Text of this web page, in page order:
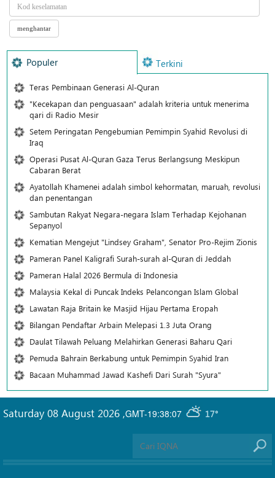
Populer Terkini
Teras Pembinaan Generasi Al-Quran
"Kecekapan dan penguasaan" adalah kriteria untuk menerima
qari di Radio Mesir
Setem Peringatan Pengebumian Pemimpin Syahid Revolusi di
Iraq
Operasi Pusat Al-Quran Gaza Terus Berlangsung Meskipun
Cabaran Berat
Ayatollah Khamenei adalah simbol kehormatan, maruah, revolusi
dan penentangan
Sambutan Rakyat Negara-negara Islam Terhadap Kejohanan
Sepanyol
Kematian Mengejut "Lindsey Graham", Senator Pro-Rejim Zionis
Pameran Panel Kaligrafi Surah-surah al-Quran di Jeddah
Pameran Halal 2026 Bermula di Indonesia
Malaysia Kekal di Puncak Indeks Pelancongan Islam Global
Lawatan Raja Britain ke Masjid Hijau Pertama Eropah
Bilangan Pendaftar Arbain Melepasi 1.3 Juta Orang
Daulat Tilawah Peluang Melahirkan Generasi Baharu Qari
Pemuda Bahrain Berkabung untuk Pemimpin Syahid Iran
Bacaan Muhammad Jawad Kashefi Dari Surah "Syura"
GMT-19:38:07 17°
Saturday 08 August 2026 ,